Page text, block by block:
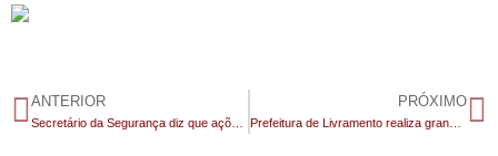
ANTERIOR PRÓXIMO